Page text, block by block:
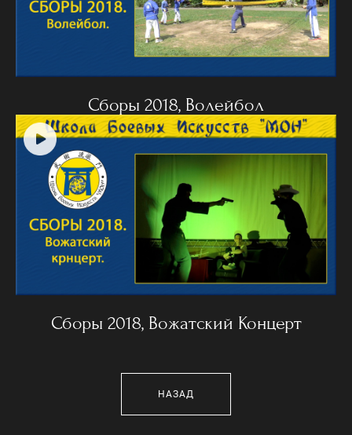
Сборы 2018, Волейбол
Сборы 2018, Вожатский Концерт
НАЗАД